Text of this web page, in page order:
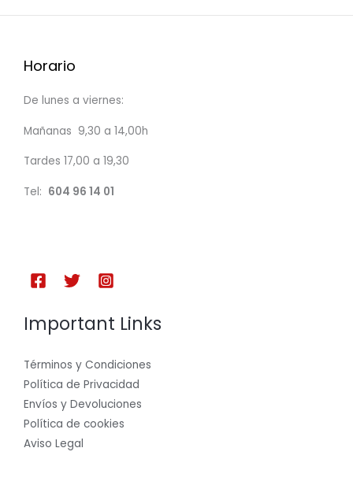
Horario
De lunes a viernes:
Mañanas 9,30 a 14,00h
Tardes 17,00 a 19,30
Tel: 604 96 14 01
Important Links
Términos y Condiciones
Política de Privacidad
Envíos y Devoluciones
Política de cookies
Aviso Legal